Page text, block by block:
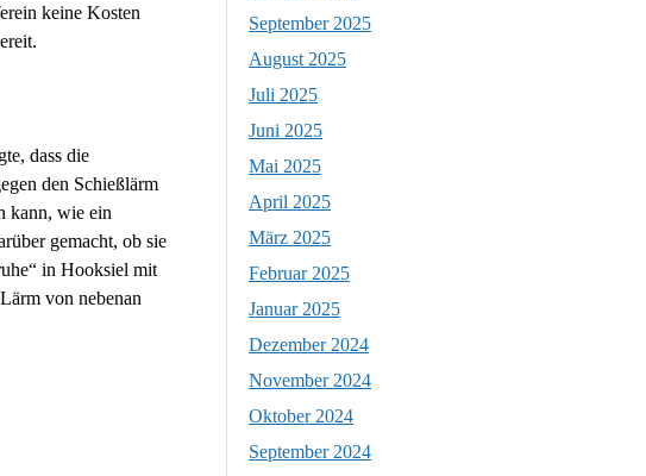
keine Kosten
dass die
den Schießlärm
kann, wie ein
gemacht, ob sie
in Hooksiel mit
von nebenan
September 2025
August 2025
Juli 2025
Juni 2025
Mai 2025
April 2025
März 2025
Februar 2025
Januar 2025
Dezember 2024
November 2024
Oktober 2024
September 2024